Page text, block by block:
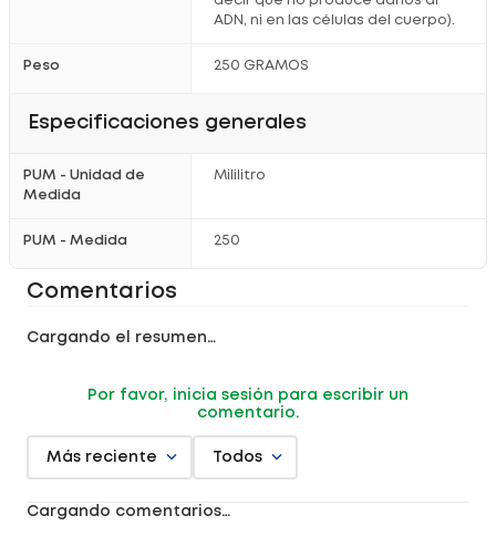
ADN, ni en las células del cuerpo).
Peso 250 GRAMOS
Especificaciones generales
PUM - Unidad de
Medida
Mililitro
PUM - Medida 250
Comentarios
Cargando el resumen…
Por favor, inicia sesión para escribir un
comentario.
Más reciente Todos
Cargando comentarios…